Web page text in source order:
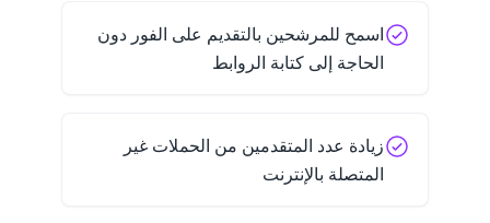
اسمح للمرشحين بالتقديم على الفور دون
الحاجة إلى كتابة الروابط
زيادة عدد المتقدمين من الحملات غير
المتصلة بالإنترنت